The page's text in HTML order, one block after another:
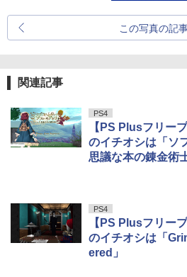
この写真の記
関連記事
PS4
【PS Plusフリー
のイチオシは「ソ
思議な本の錬金術
PS4
【PS Plusフリー
のイチオシは「
ered」